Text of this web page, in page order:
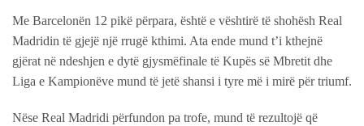
Me Barcelonën 12 pikë përpara, është e vështirë të shohësh Real
Madridin të gjejë një rrugë kthimi. Ata ende mund t’i kthejnë
gjërat në ndeshjen e dytë gjysmëfinale të Kupës së Mbretit dhe
Liga e Kampionëve mund të jetë shansi i tyre më i mirë për triumf.
Nëse Real Madridi përfundon pa trofe, mund të rezultojë që